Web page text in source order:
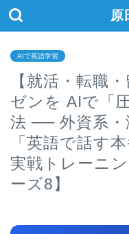
原
AIで英語学習
【就活・転職
ゼンを AIで「
法 ── 外資系・
「英語で話す
実戦トレーニ
ーズ8】